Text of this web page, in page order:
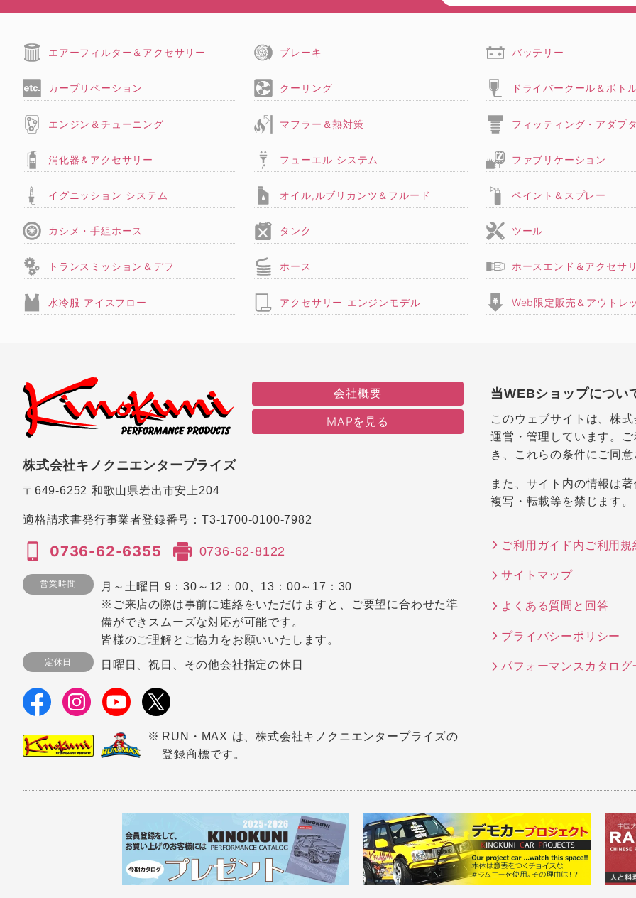
エアーフィルター＆アクセサリー ブレーキ バッテリー
カープリペーション クーリング ドライバークール＆ボト
エンジン＆チューニング マフラー＆熱対策 フィッティング・アダプ
消化器＆アクセサリー フューエル システム ファブリケーション
イグニッション システム オイル,ルブリカンツ＆フルード ペイント＆スプレー
カシメ・手組ホース タンク ツール
トランスミッション＆デフ ホース ホースエンド＆アクセサ
水冷服 アイスフロー アクセサリー エンジンモデル Web限定販売＆アウトレ
会社概要
MAPを見る
株式会社キノクニエンタープライズ
〒649-6252 和歌山県岩出市安上204
適格請求書発行事業者登録番号：T3-1700-0100-7982
0736-62-6355 0736-62-8122
営業時間
月～土曜日 9：30～12：00、13：00～17：30
※ご来店の際は事前に連絡をいただけますと、ご要望に合わせた準
備ができスムーズな対応が可能です。
皆様のご理解とご協力をお願いいたします。
定休日 日曜日、祝日、その他会社指定の休日
RUN・MAX は、株式会社キノクニエンタープライズの
登録商標です。
当WEBショップについ
このウェブサイトは、株
運営・管理しています。
き、これらの条件にご同
また、サイト内の情報は
複写・転載等を禁じます。
ご利用ガイド内ご利用規
サイトマップ
よくある質問と回答
プライバシーポリシー
パフォーマンスカタログ